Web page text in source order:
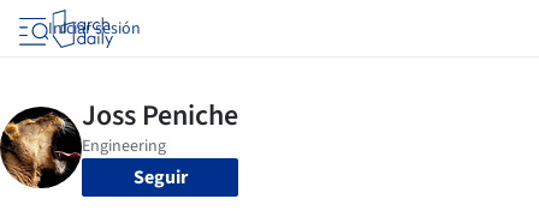
Iniciar sesión
Seguir